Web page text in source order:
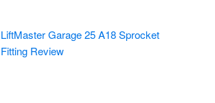
LiftMaster Garage 25 A18 Sprocket
Fitting Review